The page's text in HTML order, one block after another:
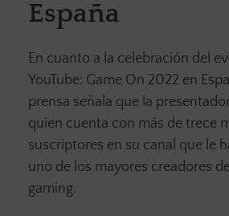
España
En cuanto a la celebración del
YouTube: Game On 2022 en
prensa señala que la
quien cuenta con más de trece
suscriptores en su canal que le
uno de los mayores creadores
gaming.